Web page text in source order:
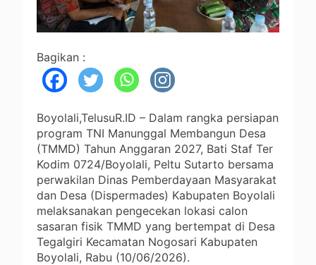
Bagikan :
Boyolali,TelusuR.ID – Dalam rangka persiapan
program TNI Manunggal Membangun Desa
(TMMD) Tahun Anggaran 2027, Bati Staf Ter
Kodim 0724/Boyolali, Peltu Sutarto bersama
perwakilan Dinas Pemberdayaan Masyarakat
dan Desa (Dispermades) Kabupaten Boyolali
melaksanakan pengecekan lokasi calon
sasaran fisik TMMD yang bertempat di Desa
Tegalgiri Kecamatan Nogosari Kabupaten
Boyolali, Rabu (10/06/2026).